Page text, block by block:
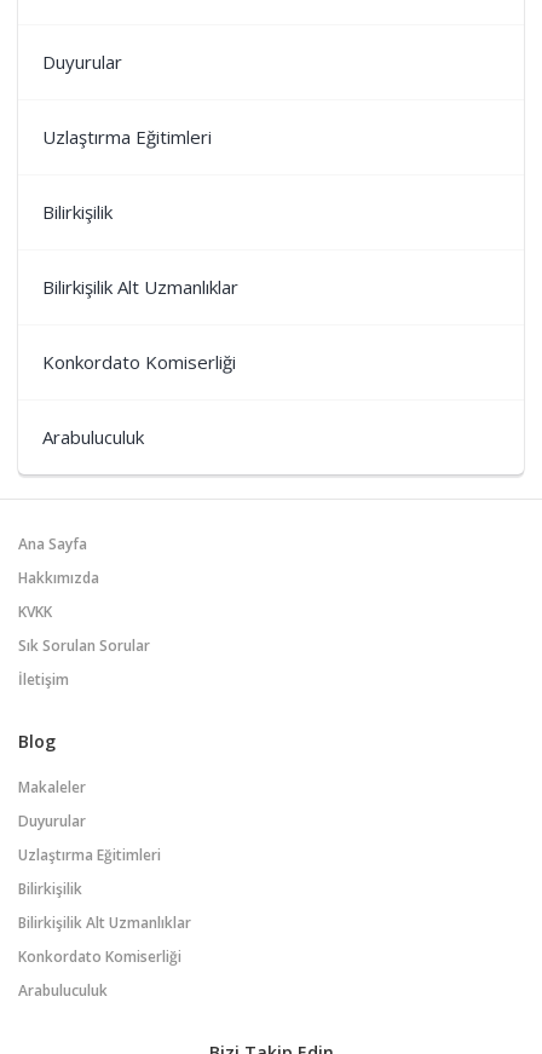
Duyurular
Uzlaştırma Eğitimleri
Bilirkişilik
Bilirkişilik Alt Uzmanlıklar
Konkordato Komiserliği
Arabuluculuk
Ana Sayfa
Hakkımızda
KVKK
Sık Sorulan Sorular
İletişim
Blog
Makaleler
Duyurular
Uzlaştırma Eğitimleri
Bilirkişilik
Bilirkişilik Alt Uzmanlıklar
Konkordato Komiserliği
Arabuluculuk